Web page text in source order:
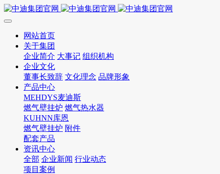
网站首页
关于集团
企业简介 大事记 组织机构
企业文化
董事长致辞 文化理念 品牌形象
产品中心
MEHDYS麦迪斯
燃气壁挂炉 燃气热水器
KUHNN库恩
燃气壁挂炉 附件
配套产品
资讯中心
全部 企业新闻 行业动态
项目案例